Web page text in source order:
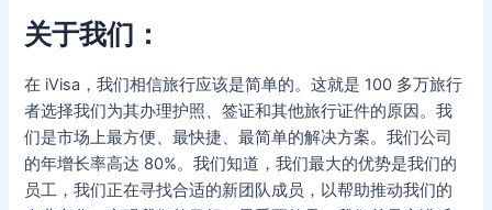
关于我们：
在 iVisa，我们相信旅行应该是简单的。这就是 100 多万旅行
者选择我们为其办理护照、签证和其他旅行证件的原因。我
们是市场上最方便、最快捷、最简单的解决方案。我们公司
的年增长率高达 80%。我们知道，我们最大的优势是我们的
员工，我们正在寻找合适的新团队成员，以帮助推动我们的